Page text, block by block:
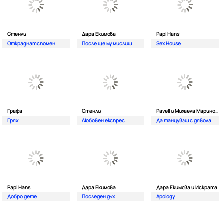
Стенли
Откраднат спомен
Дара Екимова
После ще му мислиш
Papi Hans
Sex House
Графа
Грях
Стенли
Любовен експрес
Pavell и Михаела Маринова
Да танцуваш с дявола
Papi Hans
Добро дете
Дара Екимова
Последен дъх
Дара Екимова и Искрата
Apology